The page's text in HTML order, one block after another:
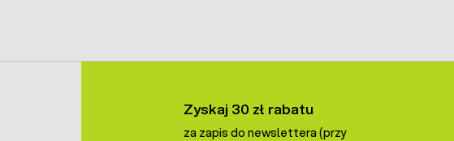
Zyskaj 30 zł rabatu
za zapis do newslettera (przy